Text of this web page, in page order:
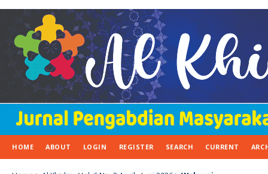
HOME ABOUT LOGIN REGISTER SEARCH CURRENT